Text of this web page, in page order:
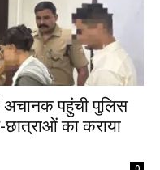
पहुंची पुलिस
का कराया